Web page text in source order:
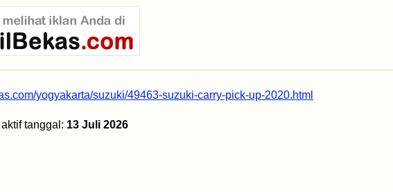
yogyakarta/suzuki/49463-suzuki-carry-pick-up-2020.html
tanggal: 13 Juli 2026